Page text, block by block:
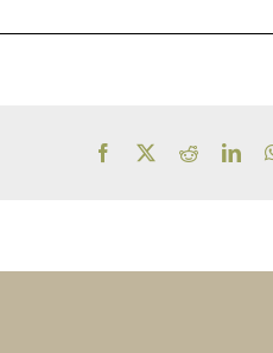
Facebook Reddit